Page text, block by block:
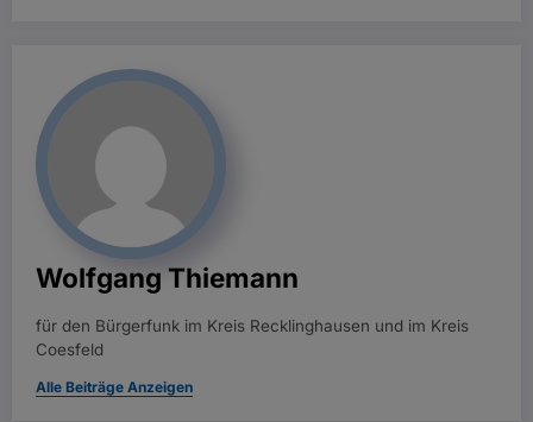
Wolfgang Thiemann
für den Bürgerfunk im Kreis Recklinghausen und im Kreis
Coesfeld
Alle Beiträge Anzeigen